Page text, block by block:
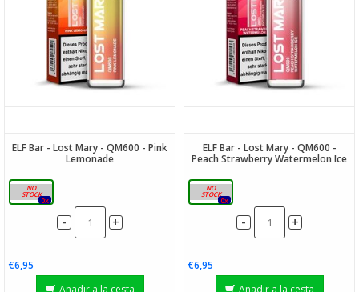
ELF Bar - Lost Mary - QM600 - Pink
Lemonade
20mg
0x
- +
€6,95
ELF Bar - Lost Mary - QM600 -
Peach Strawberry Watermelon Ice
20mg
0x
- +
€6,95